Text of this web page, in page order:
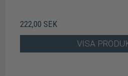
222,00 SEK
VISA